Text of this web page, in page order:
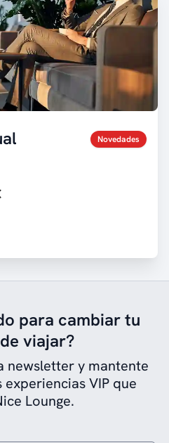
Novedades
para cambiar tu
viajar?
newsletter y mantente
VIP que
Lounge.